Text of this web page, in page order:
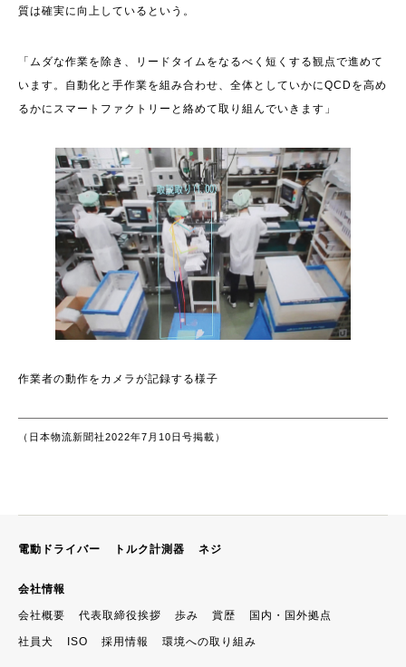
質は確実に向上しているという。
「ムダな作業を除き、リードタイムをなるべく短くする観点で進めて
います。自動化と手作業を組み合わせ、全体としていかにQCDを高め
るかにスマートファクトリーと絡めて取り組んでいきます」
作業者の動作をカメラが記録する様子
（日本物流新聞社2022年7月10日号掲載）
電動ドライバー トルク計測器 ネジ
会社情報
会社概要 代表取締役挨拶 歩み 賞歴 国内・国外拠点
社員犬 ISO 採用情報 環境への取り組み